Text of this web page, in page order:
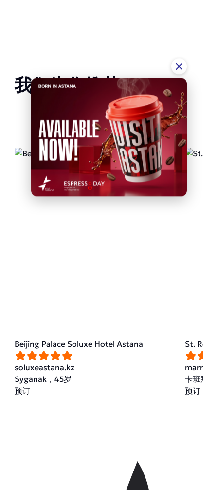
我们为您推荐
Beijing Palace Soluxe Hotel Astana
soluxeastana.kz
Syganak，45岁
预订
St.
卡班拜巴
预订